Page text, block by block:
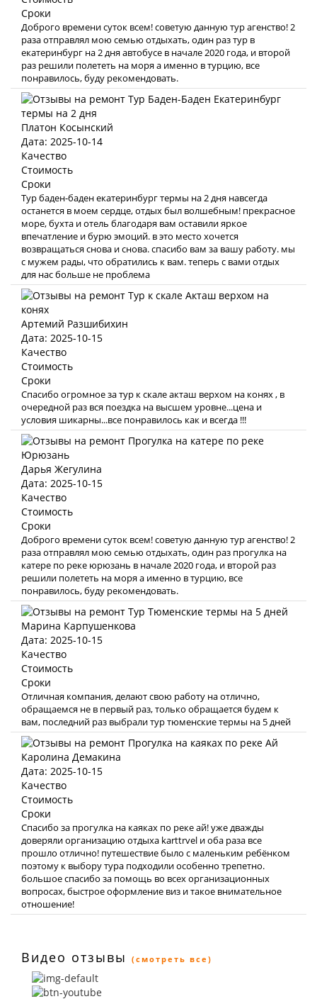
Сроки
Доброго времени суток всем! советую данную тур агенство! 2
раза отправлял мою семью отдыхать, один раз тур в
екатеринбург на 2 дня автобусе в начале 2020 года, и второй
раз решили полететь на моря а именно в турцию, все
понравилось, буду рекомендовать.
Платон Косынский
Дата: 2025-10-14
Качество
Стоимость
Сроки
Тур баден-баден екатеринбург термы на 2 дня навсегда
останется в моем сердце, отдых был волшебным! прекрасное
море, бухта и отель благодаря вам оставили яркое
впечатление и бурю эмоций. в это место хочется
возвращаться снова и снова. спасибо вам за вашу работу. мы
с мужем рады, что обратились к вам. теперь с вами отдых
для нас больше не проблема
Артемий Разшибихин
Дата: 2025-10-15
Качество
Стоимость
Сроки
Спасибо огромное за тур к скале акташ верхом на конях , в
очередной раз вся поездка на высшем уровне...цена и
условия шикарны...все понравилось как и всегда !!!
Дарья Жегулина
Дата: 2025-10-15
Качество
Стоимость
Сроки
Доброго времени суток всем! советую данную тур агенство! 2
раза отправлял мою семью отдыхать, один раз прогулка на
катере по реке юрюзань в начале 2020 года, и второй раз
решили полететь на моря а именно в турцию, все
понравилось, буду рекомендовать.
Марина Карпушенкова
Дата: 2025-10-15
Качество
Стоимость
Сроки
Отличная компания, делают свою работу на отлично,
обращаемся не в первый раз, только обращается будем к
вам, последний раз выбрали тур тюменские термы на 5 дней
Каролина Демакина
Дата: 2025-10-15
Качество
Стоимость
Сроки
Спасибо за прогулка на каяках по реке ай! уже дважды
доверяли организацию отдыха karttrvel и оба раза все
прошло отлично! путешествие было с маленьким ребёнком
поэтому к выбору тура подходили особенно трепетно.
большое спасибо за помощь во всех организационных
вопросах, быстрое оформление виз и такое внимательное
отношение!
Видео отзывы (смотреть все)